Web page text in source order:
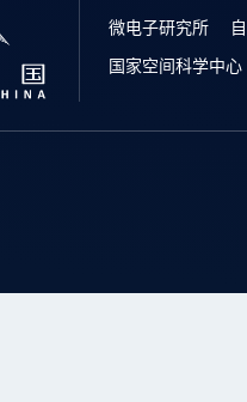
微电子研究所
国家空间科学中心